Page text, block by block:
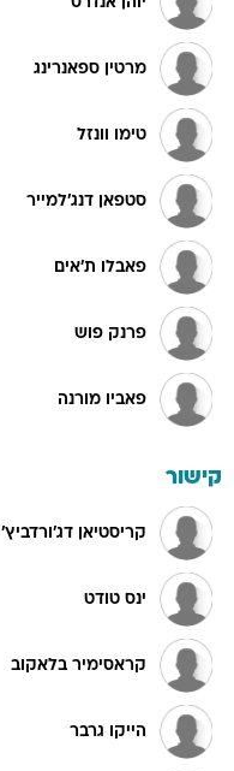
מרטין ספאנרינג
טימו וונזל
סטפאן דנג'למייר
פאבלו ת'אים
פרנק פוש
פאביו מורנה
קישור
קריסטיאן דג'ורדביץ'
ינס טודט
קראסימיר בלאקוב
הייקו גרבר